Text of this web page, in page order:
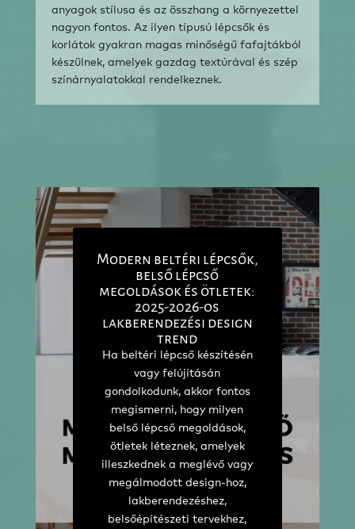
anyagok stílusa és az összhang a környezettel
nagyon fontos. Az ilyen típusú lépcsők és
korlátok gyakran magas minőségű fafajtákból
készülnek, amelyek gazdag textúrával és szép
színárnyalatokkal rendelkeznek.
Modern beltéri lépcsők,
belső lépcső
megoldások és ötletek:
2025-2026-os
lakberendezési design
trend
Ha beltéri lépcső készítésén
vagy felújításán
gondolkodunk, akkor fontos
megismerni, hogy milyen
belső lépcső megoldások,
ötletek léteznek, amelyek
illeszkednek a meglévő vagy
megálmodott design-hoz,
lakberendezéshez,
belsőépítészeti tervekhez,